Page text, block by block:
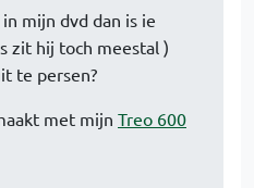
mijn dvd dan is ie
zit hij toch meestal )
te persen?
met mijn Treo 600